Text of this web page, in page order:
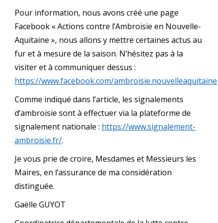
Pour information, nous avons créé une page
Facebook « Actions contre l’Ambroisie en Nouvelle-
Aquitaine », nous allons y mettre certaines actus au
fur et à mesure de la saison. N’hésitez pas à la
visiter et à communiquer dessus :
https://www.facebook.com/ambroisie.nouvelleaquitaine
Comme indiqué dans l’article, les signalements
d’ambroisie sont à effectuer via la plateforme de
signalement nationale : https://www.signalement-
ambroisie.fr/.
Je vous prie de croire, Mesdames et Messieurs les
Maires, en l’assurance de ma considération
distinguée.
Gaëlle GUYOT